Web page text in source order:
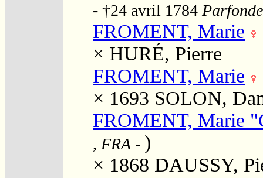
- †24 avril 1784
FROMENT, Marie
× HURÉ, Pierre
FROMENT, Marie
× 1693 SOLON,
FROMENT, Marie
, FRA - )
× 1868 DAUSSY,